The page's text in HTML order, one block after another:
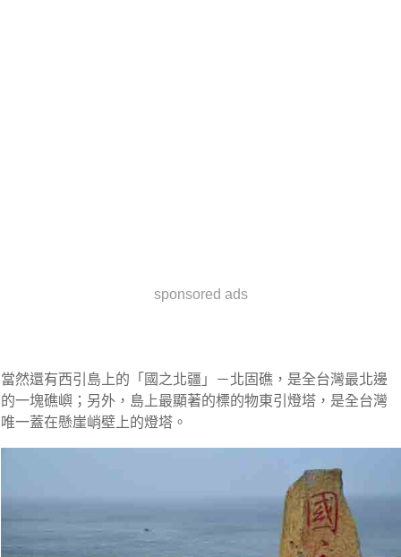
sponsored ads
當然還有西引島上的「國之北疆」－北固礁，是全台灣最北邊
的一塊礁嶼；另外，島上最顯著的標的物東引燈塔，是全台灣
唯一蓋在懸崖峭壁上的燈塔。